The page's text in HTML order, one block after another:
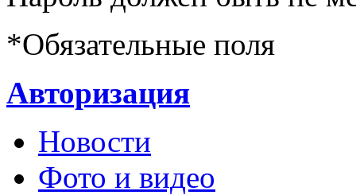
*Обязательные поля
Авторизация
Новости
Фото и видео